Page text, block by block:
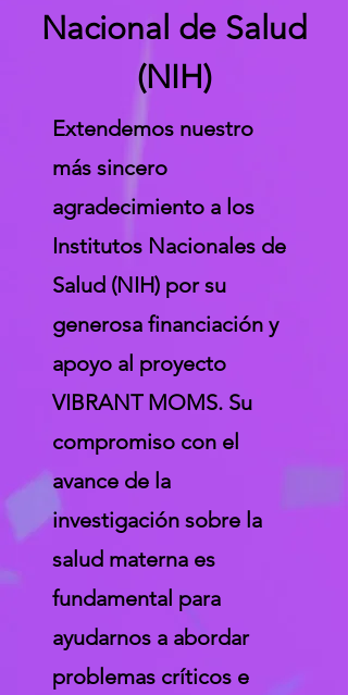
Nacional de Salud
(NIH)
Extendemos nuestro
más sincero
agradecimiento a los
Institutos Nacionales de
Salud (NIH) por su
generosa financiación y
apoyo al proyecto
VIBRANT MOMS. Su
compromiso con el
avance de la
investigación sobre la
salud materna es
fundamental para
ayudarnos a abordar
problemas críticos e